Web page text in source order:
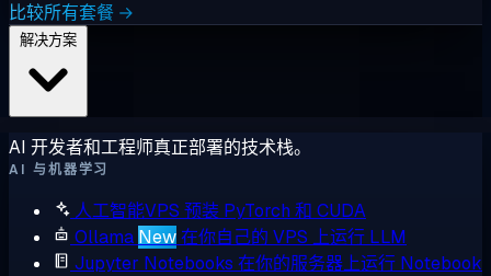
比较所有套餐 →
AI 开发者和工程师真正部署的技术栈。
AI 与机器学习
人工智能VPS 预装 PyTorch 和 CUDA
Ollama New在你自己的 VPS 上运行 LLM
Jupyter Notebooks 在你的服务器上运行 Notebook